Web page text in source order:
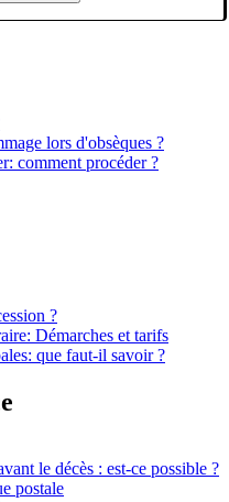
lors d'obsèques ?
comment procéder ?
?
Démarches et tarifs
que faut-il savoir ?
le décès : est-ce possible ?
postale